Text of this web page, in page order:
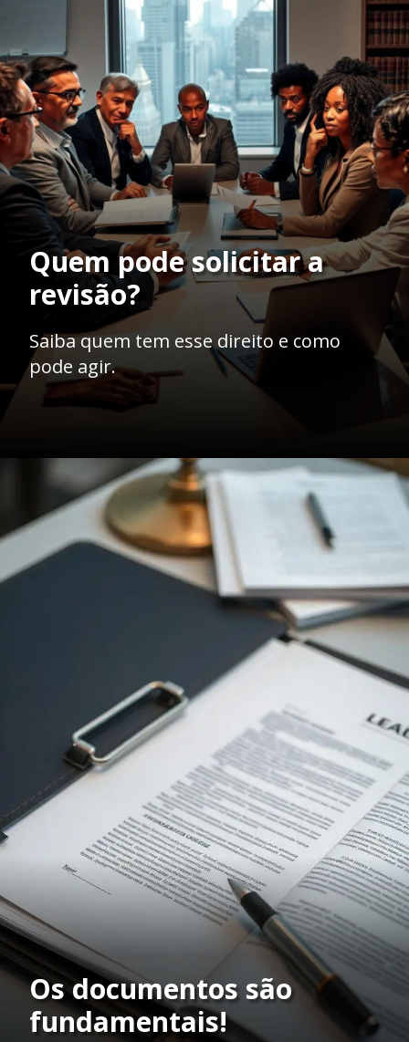
Quem pode solicitar a
revisão?
Saiba quem tem esse direito e como
pode agir.
Openinghttps://ademilsoncs.adv.br/
Os documentos são
fundamentais!